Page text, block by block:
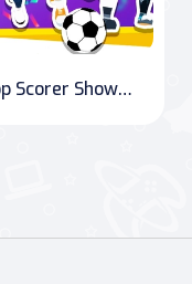
Top Scorer Showdown